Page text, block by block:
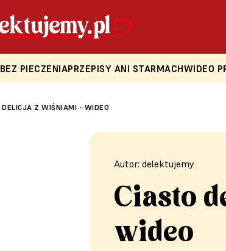
PIECZENIAPRZEPISY ANI STARMACHWIDEO
DELICJA Z WIŚNIAMI - WIDEO
Autor: delektujemy
Ciasto
wideo